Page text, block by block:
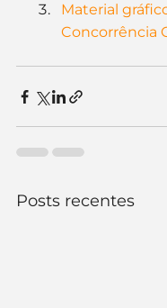
Material
Concorrência
Posts recentes